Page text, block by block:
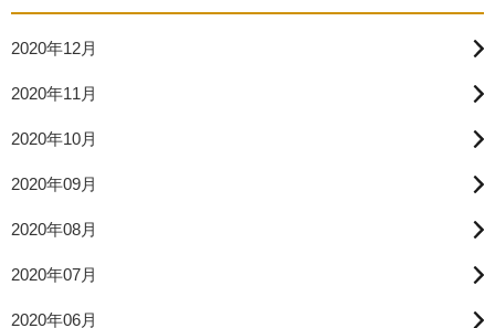
2020年12月
2020年11月
2020年10月
2020年09月
2020年08月
2020年07月
2020年06月